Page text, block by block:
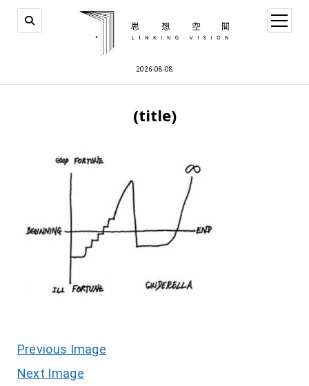
2026-08-08
open
menu
(title)
Previous Image
Next Image